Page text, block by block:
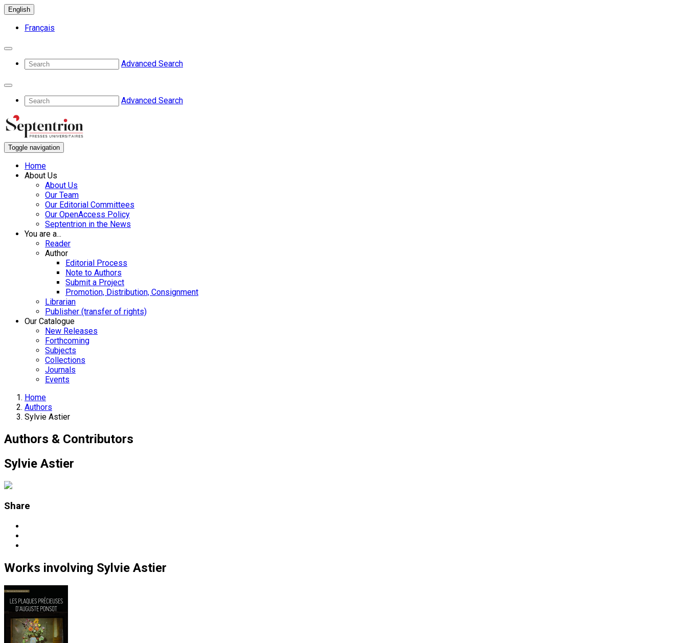
English
Français
Advanced Search
Advanced Search
Toggle navigation
Home
About Us
About Us
Our Team
Our Editorial Committees
Our OpenAccess Policy
Septentrion in the News
You are a...
Reader
Author
Editorial Process
Note to Authors
Submit a Project
Promotion, Distribution, Consignment
Librarian
Publisher (transfer of rights)
Our Catalogue
New Releases
Forthcoming
Subjects
Collections
Journals
Events
Home
Authors
Sylvie Astier
Authors & Contributors
Sylvie Astier
Share
Works involving Sylvie Astier